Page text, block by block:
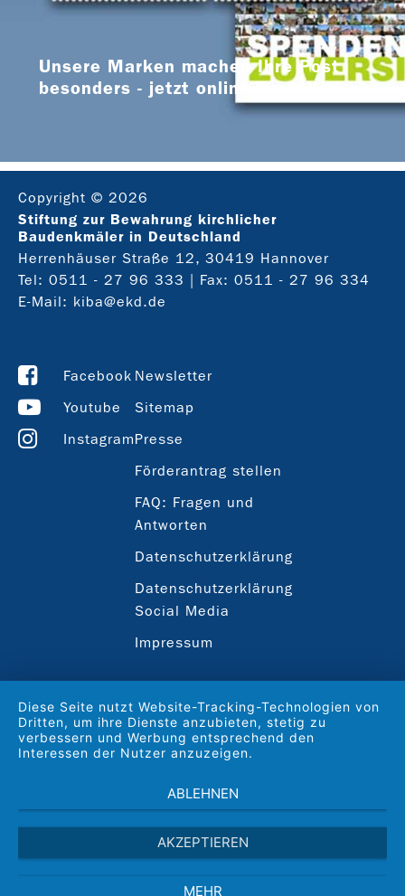
Unsere Marken machen Ihre Post
besonders - jetzt online bestellen
Copyright © 2026
Stiftung zur Bewahrung kirchlicher
Baudenkmäler in Deutschland
Herrenhäuser Straße 12, 30419 Hannover
Tel: 0511 - 27 96 333 | Fax: 0511 - 27 96 334
E-Mail: kiba@ekd.de
Facebook
Youtube
Instagram
Newsletter
Sitemap
Presse
Förderantrag stellen
FAQ: Fragen und
Antworten
Datenschutzerklärung
Datenschutzerklärung
Social Media
Impressum
Diese Seite nutzt Website-Tracking-Technologien von
Dritten, um ihre Dienste anzubieten, stetig zu
verbessern und Werbung entsprechend den
Interessen der Nutzer anzuzeigen.
ABLEHNEN
AKZEPTIEREN
MEHR